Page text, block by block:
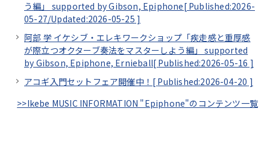
う編」 supported by Gibson, Epiphone[ Published:2026-
05-27/Updated:2026-05-25 ]
阿部 学 イケシブ・エレキワークショップ「疾走感と重厚感
が際立つオクターブ奏法をマスターしよう編」 supported
by Gibson, Epiphone, Ernieball[ Published:2026-05-16 ]
アコギ入門セットフェア開催中！[ Published:2026-04-20 ]
>>Ikebe MUSIC INFORMATION "Epiphone"のコンテンツ一覧